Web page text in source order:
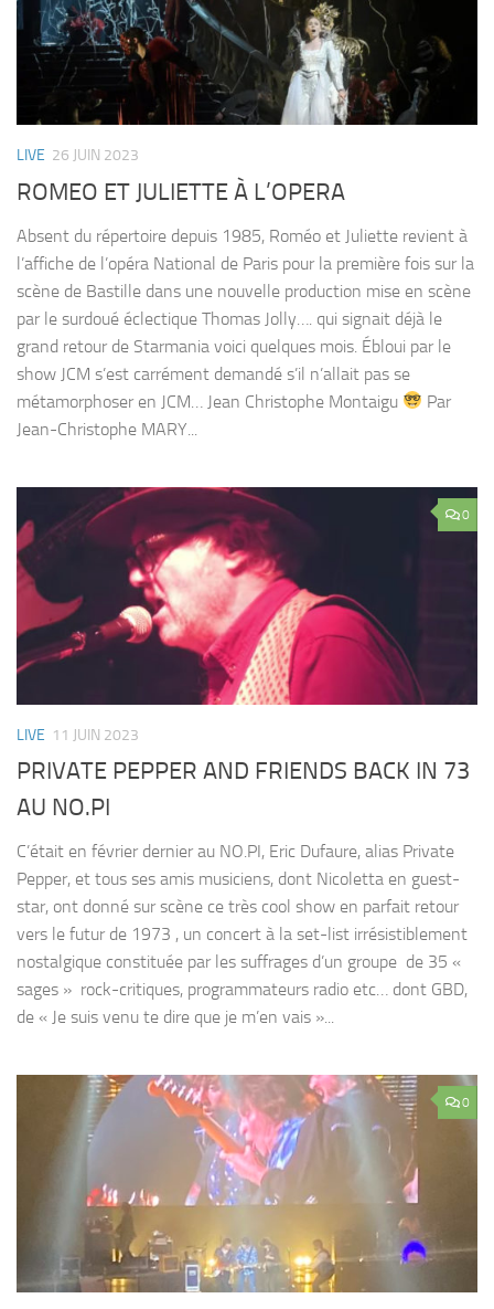
LIVE 26 JUIN 2023
ROMEO ET JULIETTE À L’OPERA
Absent du répertoire depuis 1985, Roméo et Juliette revient à
l’affiche de l’opéra National de Paris pour la première fois sur la
scène de Bastille dans une nouvelle production mise en scène
par le surdoué éclectique Thomas Jolly…. qui signait déjà le
grand retour de Starmania voici quelques mois. Ébloui par le
show JCM s’est carrément demandé s’il n’allait pas se
métamorphoser en JCM… Jean Christophe Montaigu
Par
Jean-Christophe MARY...
0
LIVE 11 JUIN 2023
PRIVATE PEPPER AND FRIENDS BACK IN 73
AU NO.PI
C’était en février dernier au NO.PI, Eric Dufaure, alias Private
Pepper, et tous ses amis musiciens, dont Nicoletta en guest-
star, ont donné sur scène ce très cool show en parfait retour
vers le futur de 1973 , un concert à la set-list irrésistiblement
nostalgique constituée par les suffrages d’un groupe de 35 «
sages » rock-critiques, programmateurs radio etc… dont GBD,
de « Je suis venu te dire que je m’en vais »...
0